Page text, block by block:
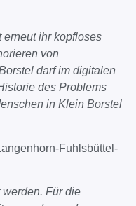
erneut ihr kopfloses
von
darf im digitalen
des Problems
in Klein Borstel
Fuhlsbüttel-
Für die